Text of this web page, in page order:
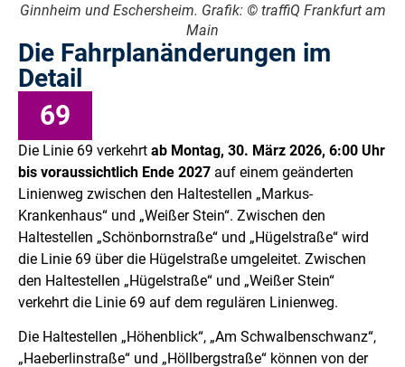
Ginnheim und Eschersheim. Grafik: © traffiQ Frankfurt am
Main
Die Fahrplanänderungen im
Detail
69
Die Linie 69 verkehrt ab Montag, 30. März 2026, 6:00 Uhr
bis voraussichtlich Ende 2027 auf einem geänderten
Linienweg zwischen den Haltestellen „Markus-
Krankenhaus“ und „Weißer Stein“. Zwischen den
Haltestellen „Schönbornstraße“ und „Hügelstraße“ wird
die Linie 69 über die Hügelstraße umgeleitet. Zwischen
den Haltestellen „Hügelstraße“ und „Weißer Stein“
verkehrt die Linie 69 auf dem regulären Linienweg.
Die Haltestellen „Höhenblick“, „Am Schwalbenschwanz“,
„Haeberlinstraße“ und „Höllbergstraße“ können von der